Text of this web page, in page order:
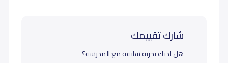
شارك تقييمك
هل لديك تجربة سابقة مع المدرسة؟